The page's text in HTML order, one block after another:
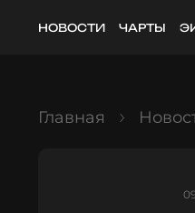
НОВОСТИ ЧАРТЫ
Главная